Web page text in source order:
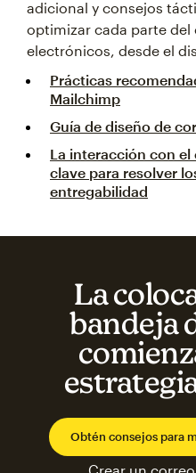
adicional y consejos
optimizar cada parte
electrónicos, desde el
Prácticas
Mailchimp
Guía de diseño de
La interacción con
clave para resolver
entregabilidad
La
bandeja
Obtén consejos para